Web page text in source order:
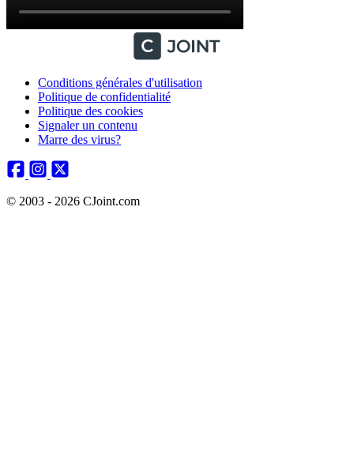
Conditions générales d'utilisation
Politique de confidentialité
Politique des cookies
Signaler un contenu
Marre des virus?
© 2003 - 2026 CJoint.com